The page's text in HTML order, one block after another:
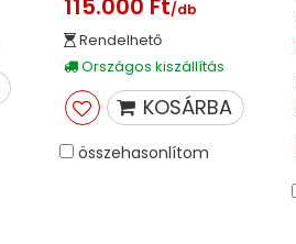
115.000 Ft/db
Rendelhető
Országos kiszállítás
KOSÁRBA
összehasonlítom